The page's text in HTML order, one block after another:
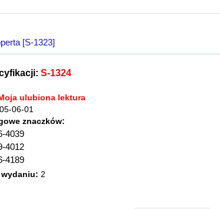
[S-1323]
S-1324
ulubiona lektura
06-01
znaczków:
4039
4012
4189
wydaniu: 2